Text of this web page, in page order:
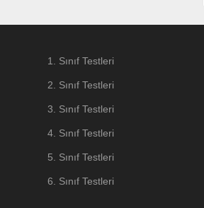
1. Sınıf Testleri
2. Sınıf Testleri
3. Sınıf Testleri
4. Sınıf Testleri
5. Sınıf Testleri
6. Sınıf Testleri